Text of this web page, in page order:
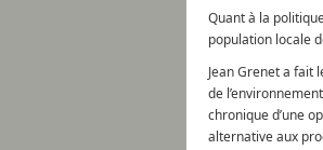
Quant à la
population locale
Jean Grenet a fait
de
chronique d’une
alternative aux